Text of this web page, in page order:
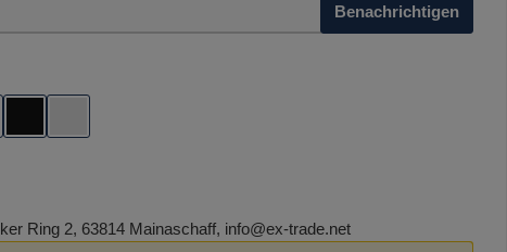
Benachrichtigen
Ring 2, 63814 Mainaschaff, info@ex-trade.net